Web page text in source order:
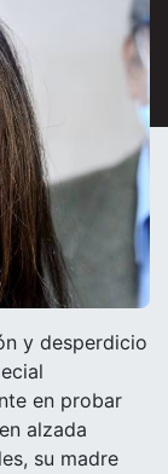
y desperdicio
en probar
alzada
su madre